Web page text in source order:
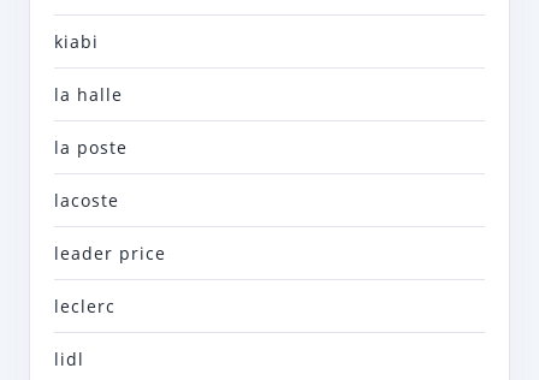
kiabi
la halle
la poste
lacoste
leader price
leclerc
lidl